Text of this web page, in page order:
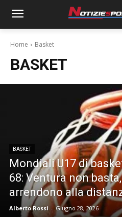
Home Basket
BASKET
BASKET
Mondiali U17 di
68: Ventura non
arrendono alla
Alberto Rossi - Giugno 28, 2026